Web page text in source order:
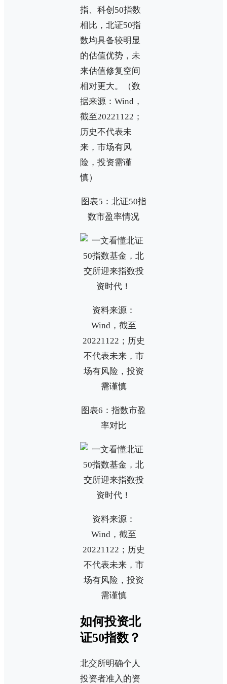
指、科创50指数
相比，北证50指
数均具备较明显
的估值优势，未
来估值修复空间
相对更大。（数
据来源：Wind，
截至20221122；
历史不代表未
来，市场有风
险，投资需谨
慎）
图表5：北证50指
数市盈率情况
资料来源：
Wind，截至
20221122；历史
不代表未来，市
场有风险，投资
需谨慎
图表6：指数市盈
率对比
资料来源：
Wind，截至
20221122；历史
不代表未来，市
场有风险，投资
需谨慎
如何投资北
证50指数？
北交所明确个人
投资者准入的资